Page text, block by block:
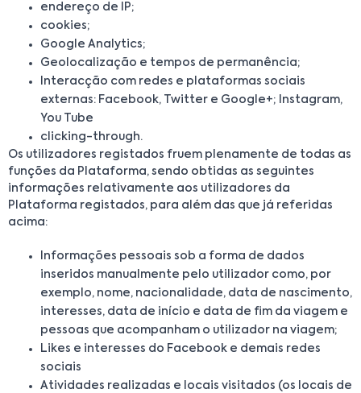
endereço de IP;
cookies;
Google Analytics;
Geolocalização e tempos de permanência;
Interacção com redes e plataformas sociais
externas: Facebook, Twitter e Google+; Instagram,
You Tube
clicking-through.
Os utilizadores registados fruem plenamente de todas as
funções da Plataforma, sendo obtidas as seguintes
informações relativamente aos utilizadores da
Plataforma registados, para além das que já referidas
acima:
Informações pessoais sob a forma de dados
inseridos manualmente pelo utilizador como, por
exemplo, nome, nacionalidade, data de nascimento,
interesses, data de início e data de fim da viagem e
pessoas que acompanham o utilizador na viagem;
Likes e interesses do Facebook e demais redes
sociais
Atividades realizadas e locais visitados (os locais de